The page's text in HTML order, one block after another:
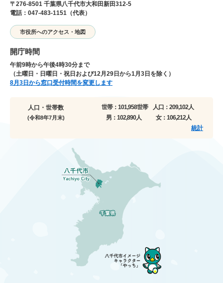
〒276-8501 千葉県八千代市大和田新田312-5
電話：047-483-1151（代表）
市役所へのアクセス・地図
開庁時間
午前9時から午後4時30分まで
（土曜日・日曜日・祝日および12月29日から1月3日を除く）
8月3日から窓口受付時間を変更します
人口・世帯数
(令和8年7月末)
世帯： 101,958世帯 人口： 209,102人
男：102,890人 女： 106,212人
統計